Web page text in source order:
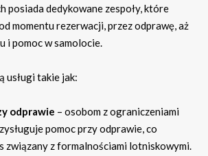
posiada dedykowane zespoły, które
momentu rezerwacji, przez odprawę, aż
i pomoc w samolocie.
usługi takie jak:
odprawie – osobom z ograniczeniami
pomoc przy odprawie, co
związany z formalnościami lotniskowymi.